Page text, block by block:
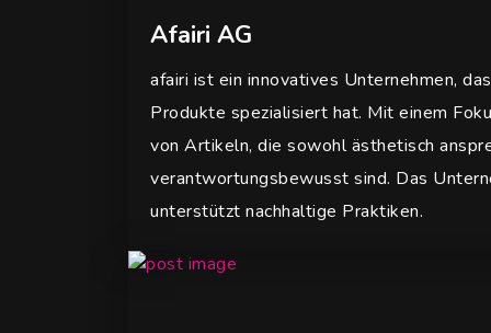
Afairi AG
afairi ist ein innovatives Unternehmen,
Produkte spezialisiert hat. Mit einem
von Artikeln, die sowohl ästhetisch
verantwortungsbewusst sind. Das
unterstützt nachhaltige Praktiken.